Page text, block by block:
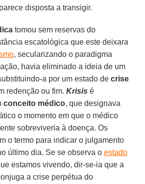
disposta a transigir.
tomou sem reservas do
escatológica que este deixara
, secularizando o paradigma
havia eliminado a ideia de um
a por um estado decrise
redenção ou fim.Krisis é
conceito médico, que designava
o momento em que o médico
sobreviveria à doença. Os
o termo para indicar o julgamento
último dia. Se se observa oestado
estamos vivendo, dir-se-ia que a
a crise perpétua do